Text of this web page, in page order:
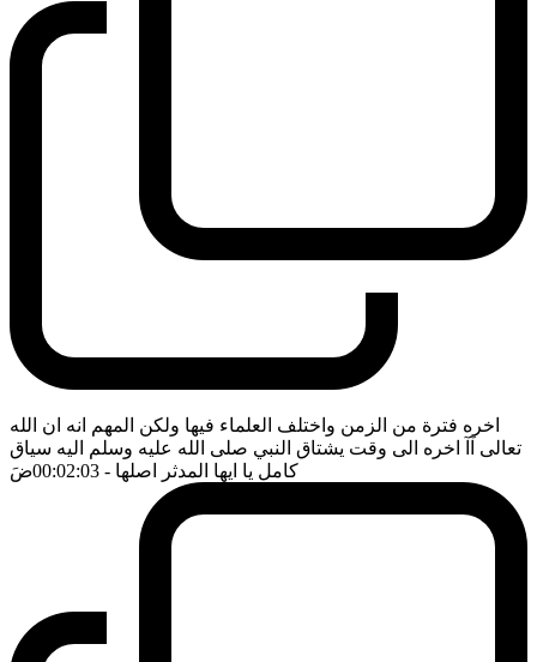
اخره فترة من الزمن واختلف العلماء فيها ولكن المهم انه ان الله
تعالى آآ اخره الى وقت يشتاق النبي صلى الله عليه وسلم اليه سياق
كامل يا ايها المدثر اصلها - 00:02:03 ضَ